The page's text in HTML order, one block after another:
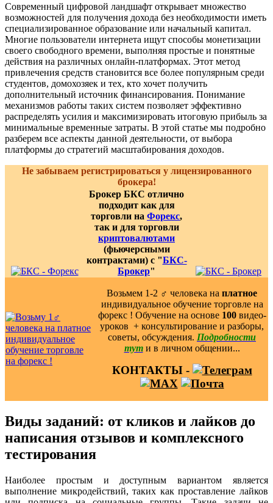
Современный цифровой ландшафт открывает множество
возможностей для получения дохода без необходимости иметь
специализированное образование или начальный капитал.
Многие пользователи интернета ищут способы монетизации
своего свободного времени, выполняя простые и понятные
действия на различных онлайн-платформах. Этот метод
привлечения средств становится все более популярным среди
студентов, домохозяек и тех, кто хочет получить
дополнительный источник финансирования. Понимание
механизмов работы таких систем позволяет эффективно
распределять усилия и максимизировать итоговую прибыль за
минимальные временные затраты. В этой статье мы подробно
разберем все аспекты данной деятельности, от выбора
платформы до стратегий масштабирования доходов.
Не забываем регистрироваться у лицензированного
брокера!
Брокер БКС отлично
подходит как для
торговли на Форекс,
так и для торговли
криптовалютами
(фьючерсными
контрактами) с "БКС-
Брокер"
Возьмем 1-2 ‍♂️ человека на платное
индивидуальное обучение торговле на
форекс ! Обучение на основе 100видео-
уроков ️ + консультирование и разборы,
советы, обсуждения. Подробности
тут и в личном общении...
КОНТАКТЫ -
Виды заданий: от кликов и лайков до
написания отзывов и комплексного
тестирования
Наиболее простым и доступным вариантом является
выполнение микродействий, таких как проставление лайков